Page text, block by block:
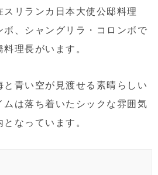
リランカ日本大使公邸料理
、シャングリラ・コロンボで
理長がいます。
青い空が見渡せる素晴らしい
は落ち着いたシックな雰囲気
なっています。